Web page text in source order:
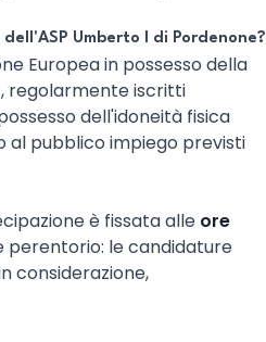
Umberto I di Pordenone?
Europea in possesso della
regolarmente iscritti
dell'idoneità fisica
al pubblico impiego previsti
è fissata alle ore
perentorio: le candidature
considerazione,